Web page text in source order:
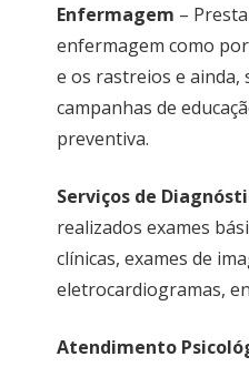
Enfermagem –
enfermagem como
e os rastreios e
campanhas de
preventiva.
Serviços de
realizados exames
clínicas, exames de
eletrocardiogramas,
Atendimento